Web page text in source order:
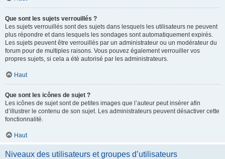
Que sont les sujets verrouillés ?
Les sujets verrouillés sont des sujets dans lesquels les utilisateurs ne peuvent
plus répondre et dans lesquels les sondages sont automatiquement expirés.
Les sujets peuvent être verrouillés par un administrateur ou un modérateur du
forum pour de multiples raisons. Vous pouvez également verrouiller vos
propres sujets, si cela a été autorisé par les administrateurs.
Haut
Que sont les icônes de sujet ?
Les icônes de sujet sont de petites images que l’auteur peut insérer afin
d’illustrer le contenu de son sujet. Les administrateurs peuvent désactiver cette
fonctionnalité.
Haut
Niveaux des utilisateurs et groupes d’utilisateurs